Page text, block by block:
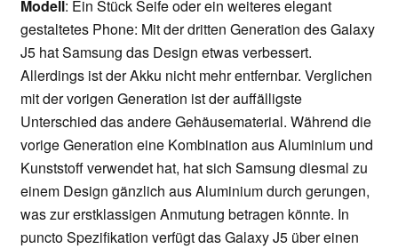
Modell: Ein Stück Seife oder ein weiteres elegant
gestaltetes Phone: Mit der dritten Generation des Galaxy
J5 hat Samsung das Design etwas verbessert.
Allerdings ist der Akku nicht mehr entfernbar. Verglichen
mit der vorigen Generation ist der auffälligste
Unterschied das andere Gehäusematerial. Während die
vorige Generation eine Kombination aus Aluminium und
Kunststoff verwendet hat, hat sich Samsung diesmal zu
einem Design gänzlich aus Aluminium durch gerungen,
was zur erstklassigen Anmutung betragen könnte. In
puncto Spezifikation verfügt das Galaxy J5 über einen